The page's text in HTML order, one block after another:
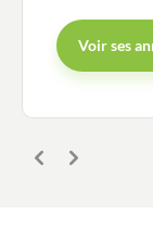
Voir ses
Précédent
Suivant